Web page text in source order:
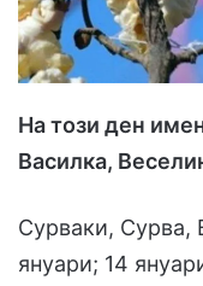
На този ден
Василкa,
Сурваки, Сурва,
януари; 14